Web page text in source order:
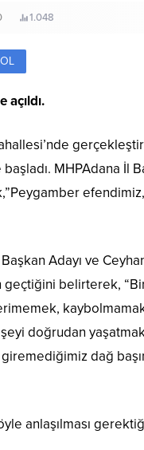
1.048
MHPAdana İl
Adayı ve
belirterek,
doğrudan
dağ
anlaşılması